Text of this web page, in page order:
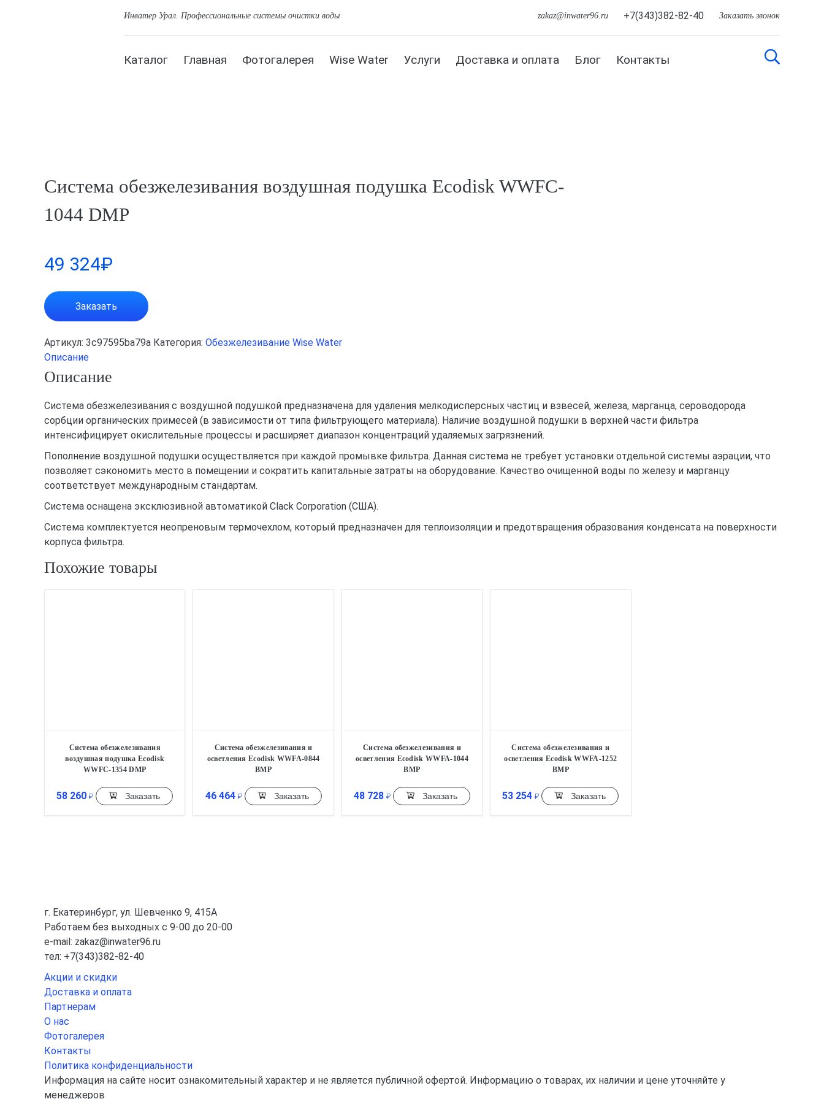
Инватер Урал. Профессиональные системы очистки воды zakaz@inwater96.ru +7(343)382-82-40 Заказать звонок
Каталог Главная Фотогалерея Wise Water Услуги Доставка и оплата Блог Контакты
Система обезжелезивания воздушная подушка Ecodisk WWFC-
1044 DMP
49 324₽
Заказать
Артикул: 3c97595ba79a Категория: Обезжелезивание Wise Water
Описание
Описание
Система обезжелезивания с воздушной подушкой предназначена для удаления мелкодисперсных частиц и взвесей, железа, марганца, сероводорода
сорбции органических примесей (в зависимости от типа фильтрующего материала). Наличие воздушной подушки в верхней части фильтра
интенсифицирует окислительные процессы и расширяет диапазон концентраций удаляемых загрязнений.
Пополнение воздушной подушки осуществляется при каждой промывке фильтра. Данная система не требует установки отдельной системы аэрации, что
позволяет сэкономить место в помещении и сократить капитальные затраты на оборудование. Качество очищенной воды по железу и марганцу
соответствует международным стандартам.
Система оснащена эксклюзивной автоматикой Clack Corporation (США).
Система комплектуется неопреновым термочехлом, который предназначен для теплоизоляции и предотвращения образования конденсата на поверхности
корпуса фильтра.
Похожие товары
Система обезжелезивания
воздушная подушка Ecodisk
WWFC-1354 DMP
58 260 ₽ Заказать
Система обезжелезивания и
осветления Ecodisk WWFA-0844
BMP
46 464 ₽ Заказать
Система обезжелезивания и
осветления Ecodisk WWFA-1044
BMP
48 728 ₽ Заказать
Система обезжелезивания и
осветления Ecodisk WWFA-1252
BMP
53 254 ₽ Заказать
г. Екатеринбург, ул. Шевченко 9, 415А
Работаем без выходных с 9-00 до 20-00
e-mail: zakaz@inwater96.ru
тел: +7(343)382-82-40
Акции и скидки
Доставка и оплата
Партнерам
О нас
Фотогалерея
Контакты
Политика конфиденциальности
Информация на сайте носит ознакомительный характер и не является публичной офертой. Информацию о товарах, их наличии и цене уточняйте у
менеджеров